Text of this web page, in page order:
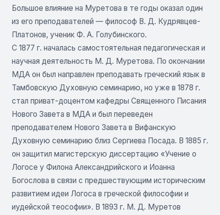
Большое влияние на Муретова в те годы оказал один
из его преподавателей — философ В. Д. Кудрявцев-
Платонов, ученик Ф. А. Голубинского.
С 1877 г. началась самостоятельная педагогическая и
научная деятельность М. Д. Муретова. По окончании
МДА он был направлен преподавать греческий язык в
Тамбовскую Духовную семинарию, но уже в 1878 г.
стал приват-доцентом кафедры Священного Писания
Нового Завета в МДА и был переведен
преподавателем Нового Завета в Вифанскую
Духовную семинарию близ Сергиева Посада. В 1885 г.
он защитил магистерскую диссертацию «Учение о
Логосе у Филона Александрийского и Иоанна
Богослова в связи с предшествующим историческим
развитием идеи Логоса в греческой философии и
иудейской теософии». В 1893 г. М. Д. Муретов